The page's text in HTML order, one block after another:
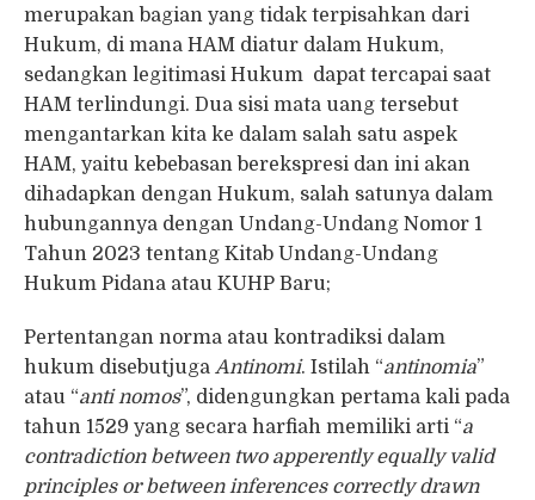
merupakan bagian yang tidak terpisahkan dari
Hukum, di mana HAM diatur dalam Hukum,
sedangkan legitimasi Hukum dapat tercapai saat
HAM terlindungi. Dua sisi mata uang tersebut
mengantarkan kita ke dalam salah satu aspek
HAM, yaitu kebebasan berekspresi dan ini akan
dihadapkan dengan Hukum, salah satunya dalam
hubungannya dengan Undang-Undang Nomor 1
Tahun 2023 tentang Kitab Undang-Undang
Hukum Pidana atau KUHP Baru;
Pertentangan norma atau kontradiksi dalam
hukum disebutjuga Antinomi. Istilah “antinomia”
atau “anti nomos”, didengungkan pertama kali pada
tahun 1529 yang secara harfiah memiliki arti “a
contradiction between two apperently equally valid
principles or between inferences correctly drawn